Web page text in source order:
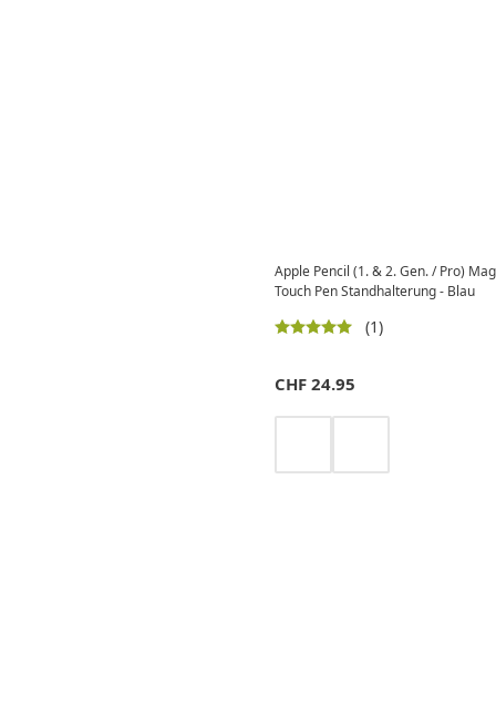
Apple Pencil (1. & 2. Gen. / Pro)
Touch Pen Standhalterung - Blau
(1)
CHF 24.95